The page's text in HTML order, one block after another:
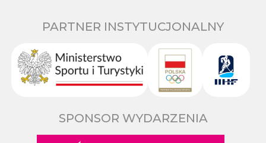
PARTNER INSTYTUCJONALNY
SPONSOR WYDARZENIA